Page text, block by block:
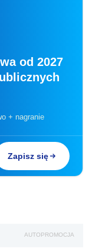
od 2027
+ nagranie
Zapisz się
AUTOPROMOCJA